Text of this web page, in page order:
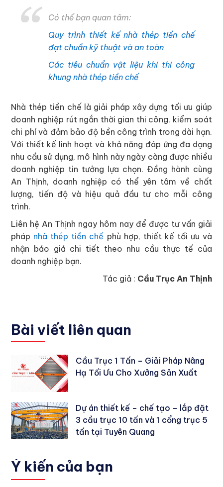
Có thể bạn quan tâm:
Quy trình thiết kế nhà thép tiền chế
đạt chuẩn kỹ thuật và an toàn
Các tiêu chuẩn vật liệu khi thi công
khung nhà thép tiền chế
Nhà thép tiền chế là giải pháp xây dựng tối ưu giúp
doanh nghiệp rút ngắn thời gian thi công, kiểm soát
chi phí và đảm bảo độ bền công trình trong dài hạn.
Với thiết kế linh hoạt và khả năng đáp ứng đa dạng
nhu cầu sử dụng, mô hình này ngày càng được nhiều
doanh nghiệp tin tưởng lựa chọn. Đồng hành cùng
An Thịnh, doanh nghiệp có thể yên tâm về chất
lượng, tiến độ và hiệu quả đầu tư cho mỗi công
trình.
Liên hệ An Thịnh ngay hôm nay để được tư vấn giải
pháp nhà thép tiền chế phù hợp, thiết kế tối ưu và
nhận báo giá chi tiết theo nhu cầu thực tế của
doanh nghiệp bạn.
Tác giả : Cầu Trục An Thịnh
Bài viết liên quan
Cầu Trục 1 Tấn – Giải Pháp Nâng
Hạ Tối Ưu Cho Xưởng Sản Xuất
Dự án thiết kế – chế tạo – lắp đặt
3 cầu trục 10 tấn và 1 cổng trục 5
tấn tại Tuyên Quang
Ý kiến của bạn